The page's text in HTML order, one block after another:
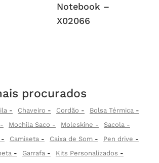
Notebook –
X02066
procurados
Chaveiro Cordão
Bolsa Térmica
Mochila Saco Moleskine
Sacola
Camiseta Caixa de Som
Pen drive
Garrafa
Kits Personalizados